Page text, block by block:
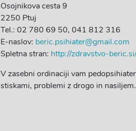
Osojnikova cesta 9
2250 Ptuj
Tel.: 02 780 69 50, 041 812 316
E-naslov: beric.psihiater@gmail.com
Spletna stran: http://zdravstvo-
V zasebni ordinaciji vam
stiskami, problemi z drogo in nasiljem.